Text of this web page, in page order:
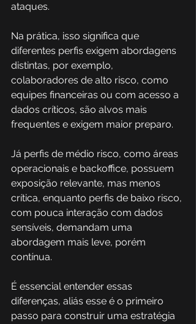
ataques.
Na prática, isso significa que
diferentes perfis exigem abordagens
distintas, por exemplo,
colaboradores de alto risco, como
equipes financeiras ou com acesso a
dados críticos, são alvos mais
frequentes e exigem maior preparo.
Já perfis de médio risco, como áreas
operacionais e backoffice, possuem
exposição relevante, mas menos
crítica, enquanto perfis de baixo risco,
com pouca interação com dados
sensíveis, demandam uma
abordagem mais leve, porém
contínua.
É essencial entender essas
diferenças, aliás esse é o primeiro
passo para construir uma estratégia